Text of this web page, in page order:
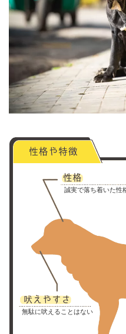
誠実で落ち着いた性
無駄に吠えることはない